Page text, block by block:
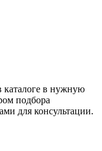
каталоге в нужную
подбора
для консультации.